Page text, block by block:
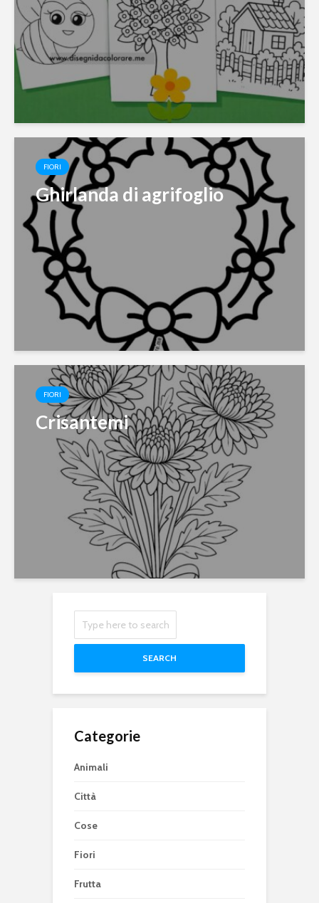
FIORI
Ghirlanda di agrifoglio
FIORI
Crisantemi
SEARCH
Categorie
Animali
Città
Cose
Fiori
Frutta